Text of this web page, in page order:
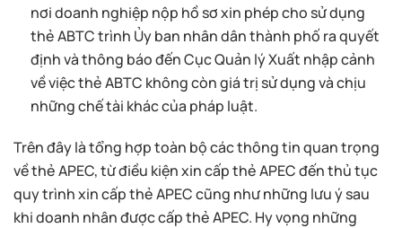
nơi doanh nghiệp nộp hồ sơ xin phép cho sử dụng
thẻ ABTC trình Ủy ban nhân dân thành phố ra quyết
định và thông báo đến Cục Quản lý Xuất nhập cảnh
về việc thẻ ABTC không còn giá trị sử dụng và chịu
những chế tài khác của pháp luật.
Trên đây là tổng hợp toàn bộ các thông tin quan trọng
về thẻ APEC, từ điều kiện xin cấp thẻ APEC đến thủ tục
quy trình xin cấp thẻ APEC cũng như những lưu ý sau
khi doanh nhân được cấp thẻ APEC. Hy vọng những